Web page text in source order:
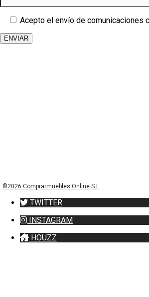
Acepto el envío de comunicaciones
©2026 Comprarmuebles Online S.L
TWITTER
INSTAGRAM
HOUZZ